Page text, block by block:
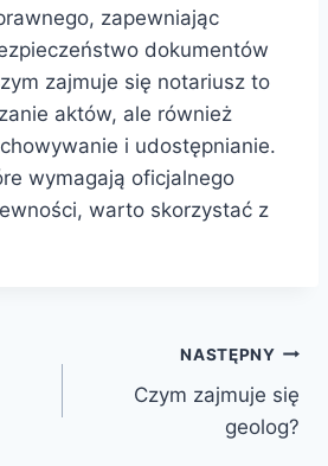
zapewniając
dokumentów
zajmuje się notariusz to
aktów, ale również
i udostępnianie.
wymagają oficjalnego
warto skorzystać z
NASTĘPNY
Czym zajmuje się
geolog?